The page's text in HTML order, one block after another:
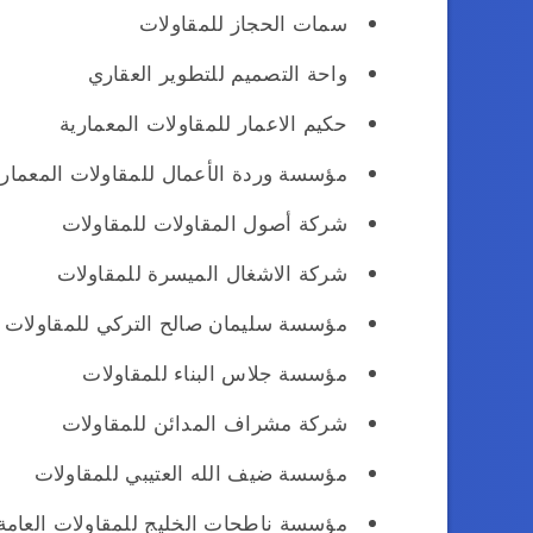
سمات الحجاز للمقاولات
واحة التصميم للتطوير العقاري
حكيم الاعمار للمقاولات المعمارية
مؤسسة وردة الأعمال للمقاولات
شركة أصول المقاولات للمقاولات
شركة الاشغال الميسرة للمقاولات
مؤسسة سليمان صالح التركي للمقاولات
مؤسسة جلاس البناء للمقاولات
شركة مشراف المدائن للمقاولات
مؤسسة ضيف الله العتيبي للمقاولات
مؤسسة ناطحات الخليج للمقاولات